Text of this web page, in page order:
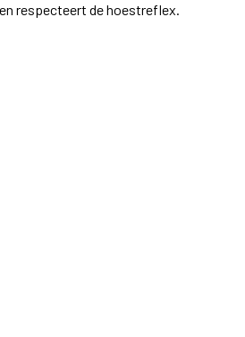
respecteert de hoestreflex.